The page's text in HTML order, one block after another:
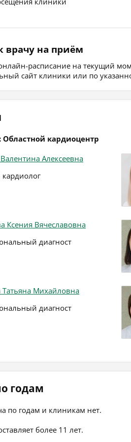
врачу на приём
расписание на текущий
сайт клиники или по
кардиоцентр
Алексеевна
кардиолог
Ксения Вячеславовна
диагност
Татьяна Михайловна
диагност
годам
по годам и клиникам нет.
более 11 лет.